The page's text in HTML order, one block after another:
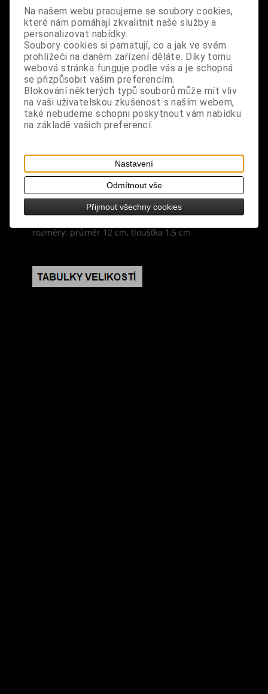
ks
Koupit
Tabulky velikostí: zde
Výrobce:import UK
Katalogové číslo:DOSDDEKBPUS7487
Záruka (měsíců): 24
Dotaz na výrobek
Tisk
materiál: pryskyřice
medaile od umělkyně Anne Stokes se vyznačuje
výrazným žlutým emblémem draka, díky poutku k
zavěšení ji lze také vystavit na vánočním
stromečku pro alternativní sváteční styl
rozměry: průměr 12 cm, tloušťka 1,5 cm
Na našem webu pracujeme se soubory cookies,
které nám pomáhají zkvalitnit naše služby a
personalizovat nabídky.
Soubory cookies si pamatují, co a jak ve svém
prohlížeči na daném zařízení děláte. Díky tomu
webová stránka funguje podle vás a je schopná
se přizpůsobit vašim preferencím.
Blokování některých typů souborů může mít vliv
na vaši uživatelskou zkušenost s naším webem,
také nebudeme schopni poskytnout vám nabídku
na základě vašich preferencí.
Nastavení
Odmítnout vše
Přijmout všechny cookies